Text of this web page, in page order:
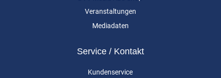
Veranstaltungen
Mediadaten
Service / Kontakt
Kundenservice